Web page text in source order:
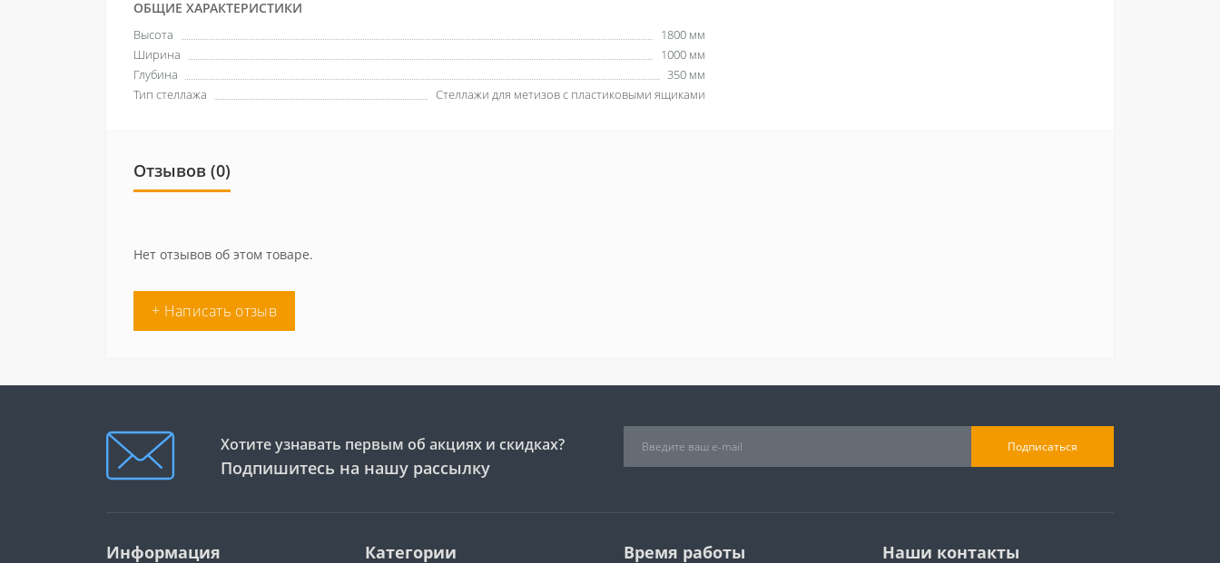
ОБЩИЕ ХАРАКТЕРИСТИКИ
Высота
1800 мм
Ширина
1000 мм
Глубина
350 мм
Тип стеллажа
Стеллажи для метизов с пластиковыми ящиками
Отзывов (0)
Нет отзывов об этом товаре.
+ Написать отзыв
Хотите узнавать первым об акциях и скидках?
Подпишитесь на нашу рассылку
Подписаться
Информация Категории Время работы Наши контакты